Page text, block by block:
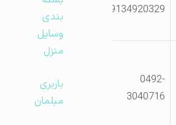
9134920329
روبروی پارکینگ
0492-
3040716
پاسداران پشت
حسینه حضرت
بندی
وسایل
منزل
باربری
مبلمان